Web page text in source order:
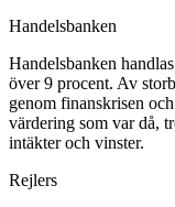
Handelsbanken
Handelsbanken
över 9 procent. Av
genom finanskrisen
värdering som var då,
intäkter och vinster.
Rejlers